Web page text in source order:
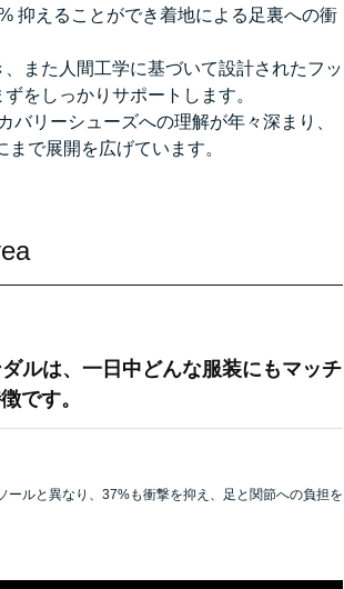
抑えることができ着地による足裏への衝
また人間工学に基づいて設計されたフッ
をしっかりサポートします。
リーシューズへの理解が年々深まり、
で展開を広げています。
ルは、一日中どんな服装にもマッチ
です。
ールと異なり、37%も衝撃を抑え、足と関節への負担を